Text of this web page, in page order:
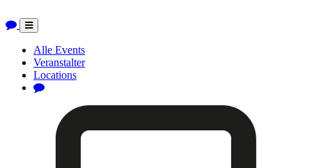
Toggle
navigation
Alle Events
Veranstalter
Locations